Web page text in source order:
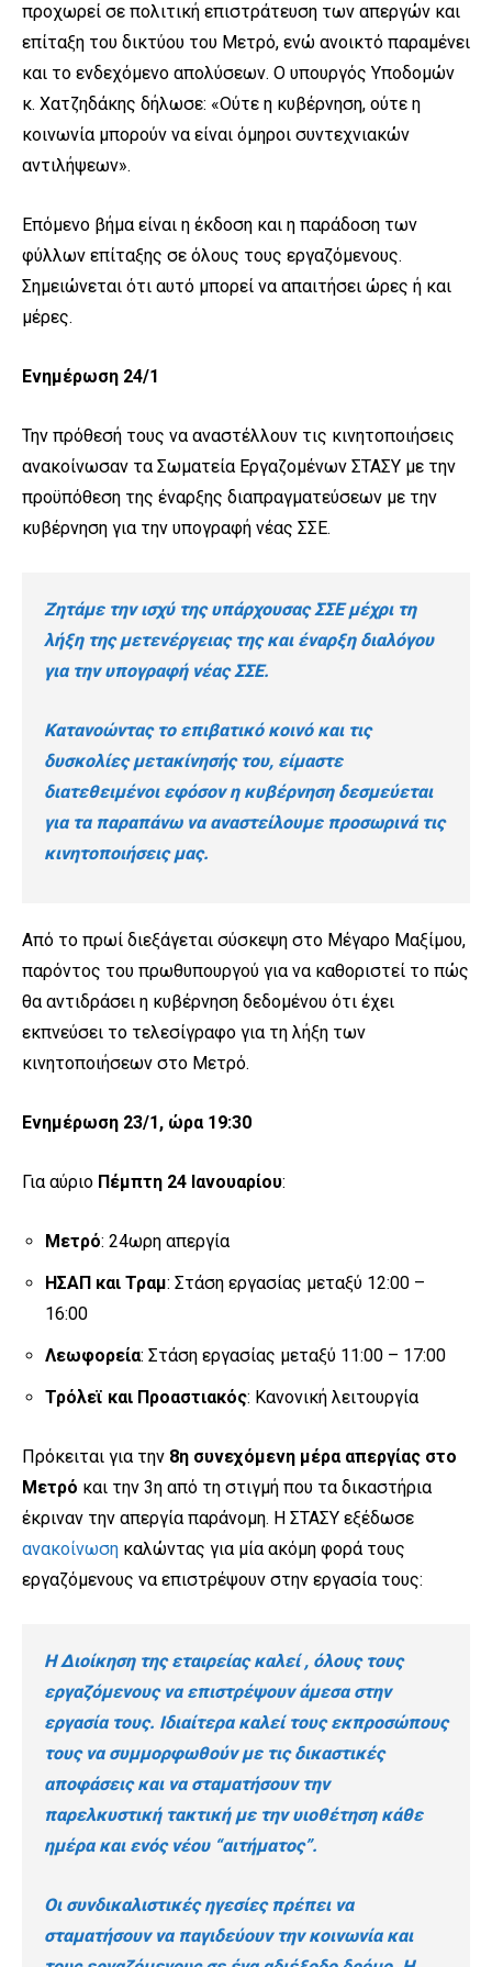
προχωρεί σε πολιτική επιστράτευση των απεργών και
επίταξη του δικτύου του Μετρό, ενώ ανοικτό παραμένει
και το ενδεχόμενο απολύσεων. Ο υπουργός Υποδομών
κ. Χατζηδάκης δήλωσε: «Ούτε η κυβέρνηση, ούτε η
κοινωνία μπορούν να είναι όμηροι συντεχνιακών
αντιλήψεων».
Επόμενο βήμα είναι η έκδοση και η παράδοση των
φύλλων επίταξης σε όλους τους εργαζόμενους.
Σημειώνεται ότι αυτό μπορεί να απαιτήσει ώρες ή και
μέρες.
Ενημέρωση 24/1
Την πρόθεσή τους να αναστέλλουν τις κινητοποιήσεις
ανακοίνωσαν τα Σωματεία Εργαζομένων ΣΤΑΣΥ με την
προϋπόθεση της έναρξης διαπραγματεύσεων με την
κυβέρνηση για την υπογραφή νέας ΣΣΕ.
Ζητάμε την ισχύ της υπάρχουσας ΣΣΕ μέχρι τη
λήξη της μετενέργειας της και έναρξη διαλόγου
για την υπογραφή νέας ΣΣΕ.
Κατανοώντας το επιβατικό κοινό και τις
δυσκολίες μετακίνησής του, είμαστε
διατεθειμένοι εφόσον η κυβέρνηση δεσμεύεται
για τα παραπάνω να αναστείλουμε προσωρινά τις
κινητοποιήσεις μας.
Από το πρωί διεξάγεται σύσκεψη στο Μέγαρο Μαξίμου,
παρόντος του πρωθυπουργού για να καθοριστεί το πώς
θα αντιδράσει η κυβέρνηση δεδομένου ότι έχει
εκπνεύσει το τελεσίγραφο για τη λήξη των
κινητοποιήσεων στο Μετρό.
Ενημέρωση 23/1, ώρα 19:30
Για αύριο Πέμπτη 24 Ιανουαρίου:
Μετρό: 24ωρη απεργία
ΗΣΑΠ και Τραμ: Στάση εργασίας μεταξύ 12:00 –
16:00
Λεωφορεία: Στάση εργασίας μεταξύ 11:00 – 17:00
Τρόλεϊ και Προαστιακός: Κανονική λειτουργία
Πρόκειται για την 8η συνεχόμενη μέρα απεργίας στο
Μετρό και την 3η από τη στιγμή που τα δικαστήρια
έκριναν την απεργία παράνομη. Η ΣΤΑΣΥ εξέδωσε
ανακοίνωση καλώντας για μία ακόμη φορά τους
εργαζόμενους να επιστρέψουν στην εργασία τους:
Η Διοίκηση της εταιρείας καλεί , όλους τους
εργαζόμενους να επιστρέψουν άμεσα στην
εργασία τους. Ιδιαίτερα καλεί τους εκπροσώπους
τους να συμμορφωθούν με τις δικαστικές
αποφάσεις και να σταματήσουν την
παρελκυστική τακτική με την υιοθέτηση κάθε
ημέρα και ενός νέου “αιτήματος”.
Οι συνδικαλιστικές ηγεσίες πρέπει να
σταματήσουν να παγιδεύουν την κοινωνία και